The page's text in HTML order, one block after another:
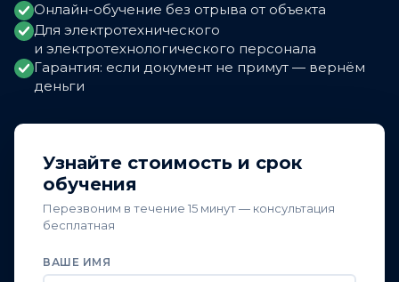
Онлайн-обучение без отрыва от объекта
Для электротехнического
и электротехнологического персонала
Гарантия: если документ не примут — вернём
деньги
Узнайте стоимость и срок
обучения
Перезвоним в течение 15 минут — консультация
бесплатная
ВАШЕ ИМЯ